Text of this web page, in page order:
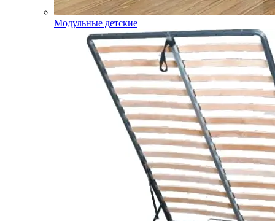
Модульные детские